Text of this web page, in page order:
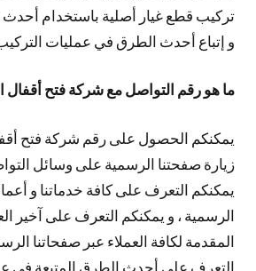
تركيب قطع غيار أصلية باستخدام أحدث
و إتباع أحدث الطرق في عمليات
ما هو رقم التواصل مع شركة فتح أقفال
يمكنكم الحصول على رقم شركة فتح
زيارة صفحتنا الرسمية على وسائل
يمكنكم التعرف على كافة خدماتنا و
الرسمية ، و يمكنكم التعرف على آخير
المقدمة لكافة العملاء عبر صفحاتنا
التعرف على أحدث الطرق المتبعة في